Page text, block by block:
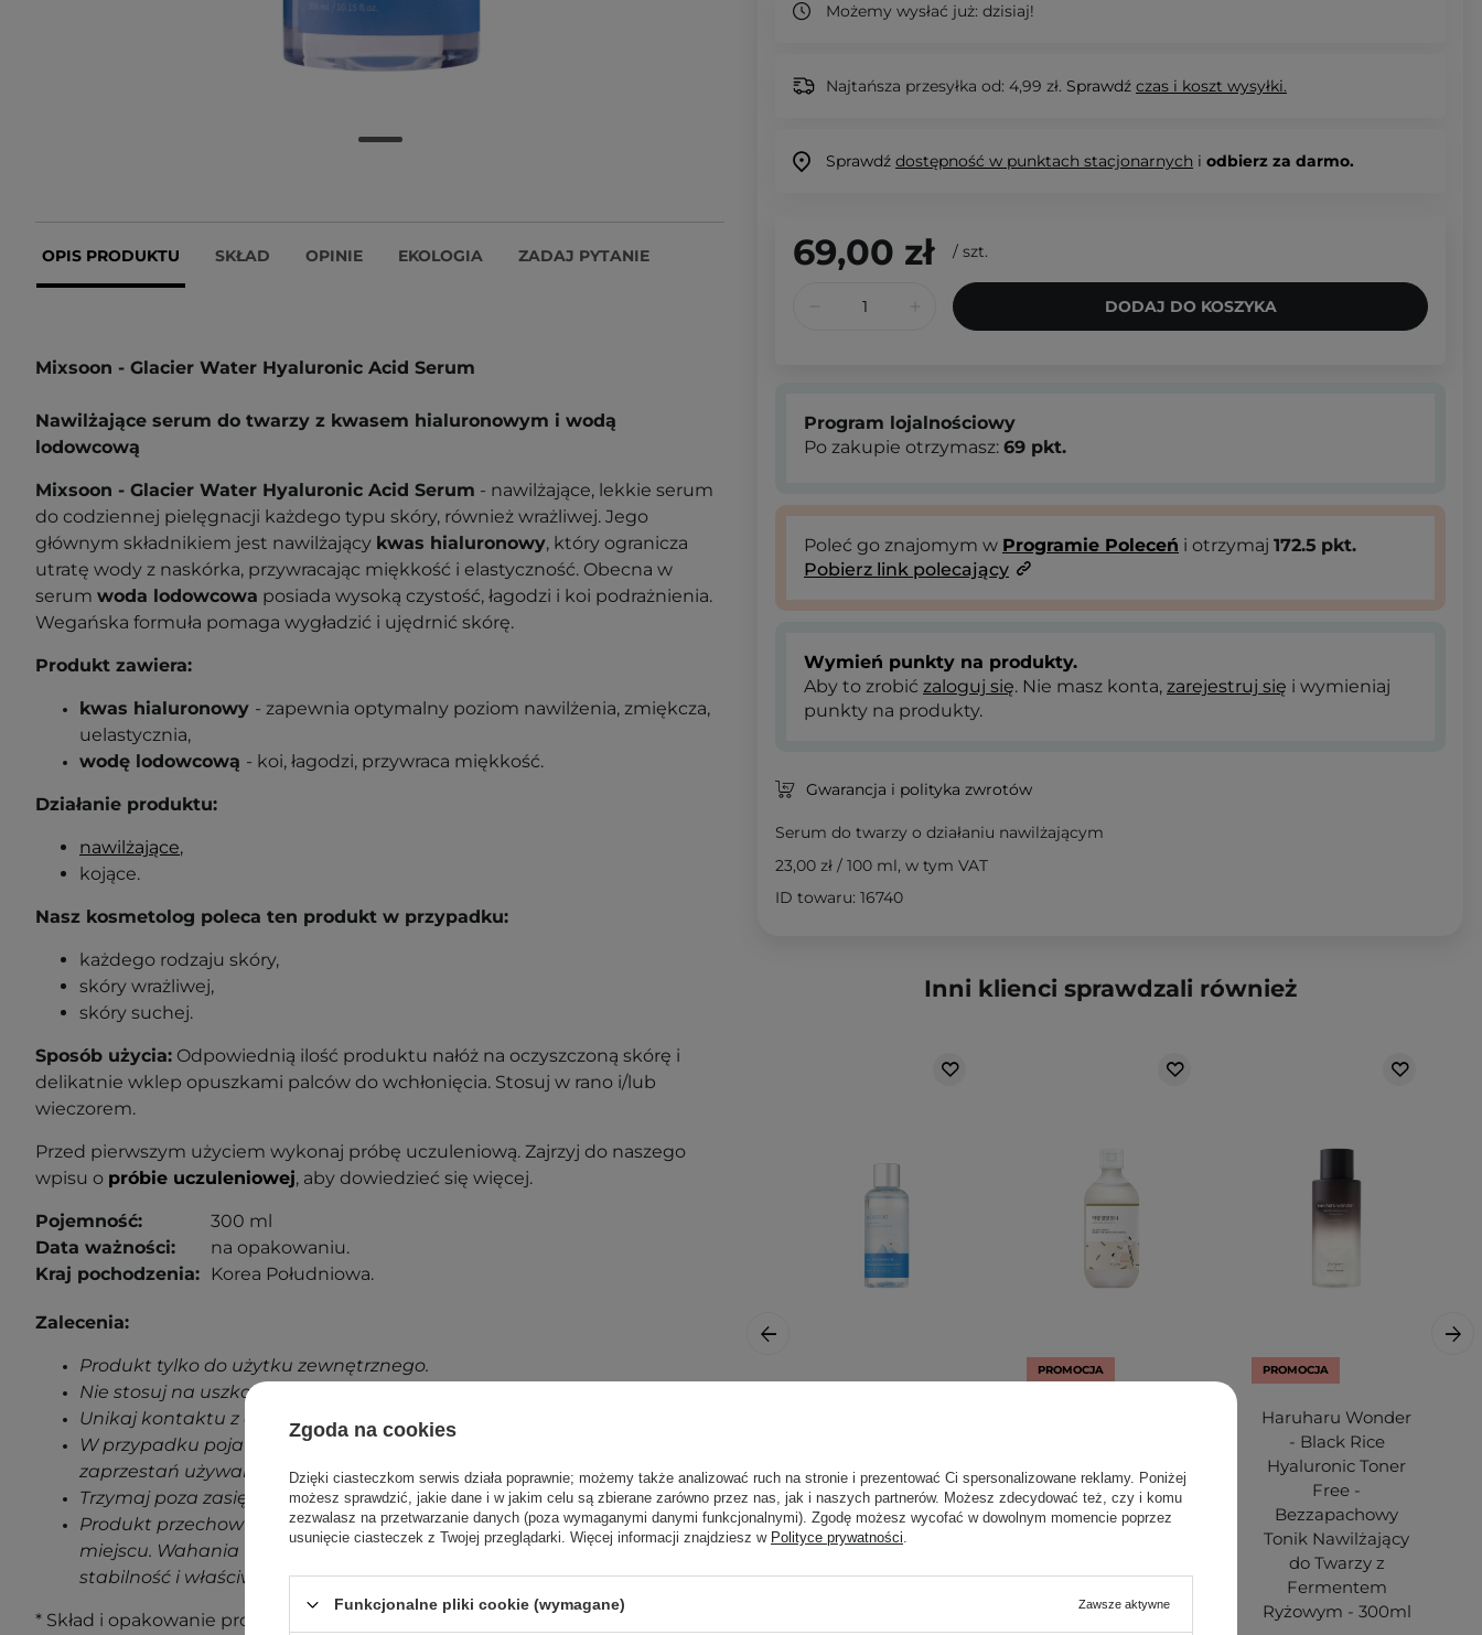
OPIS PRODUKTU SKŁAD OPINIE EKOLOGIA ZADAJ PYTANIE
Mixsoon - Glacier Water Hyaluronic Acid Serum
Nawilżające serum do twarzy z kwasem hialuronowym i wodą
lodowcową
Mixsoon - Glacier Water Hyaluronic Acid Serum - nawilżające, lekkie serum
do codziennej pielęgnacji każdego typu skóry, również wrażliwej. Jego
głównym składnikiem jest nawilżający kwas hialuronowy, który ogranicza
utratę wody z naskórka, przywracając miękkość i elastyczność. Obecna w
serum woda lodowcowa posiada wysoką czystość, łagodzi i koi podrażnienia.
Wegańska formuła pomaga wygładzić i ujędrnić skórę.
Produkt zawiera:
kwas hialuronowy - zapewnia optymalny poziom nawilżenia, zmiękcza,
uelastycznia,
wodę lodowcową - koi, łagodzi, przywraca miękkość.
Działanie produktu:
nawilżające,
kojące.
Nasz kosmetolog poleca ten produkt w przypadku:
każdego rodzaju skóry,
skóry wrażliwej,
skóry suchej.
Sposób użycia: Odpowiednią ilość produktu nałóż na oczyszczoną skórę i
delikatnie wklep opuszkami palców do wchłonięcia. Stosuj w rano i/lub
wieczorem.
Przed pierwszym użyciem wykonaj próbę uczuleniową. Zajrzyj do naszego
wpisu o próbie uczuleniowej, aby dowiedzieć się więcej.
Pojemność:
300 ml
Data ważności:
na opakowaniu.
Kraj pochodzenia:
Korea Południowa.
Zalecenia:
Produkt tylko do użytku zewnętrznego.
Nie stosuj na uszkodzoną skórę.
Unikaj kontaktu z oczami.
W przypadku pojawienia się jakichkolwiek oznak podrażnienia,
zaprzestań używania produktu.
Trzymaj poza zasięgiem dzieci.
Produkt przechowuj w temperaturze pokojowej, w zacienionym
miejscu. Wahania temperatur podczas transportu nie wpłyną na
stabilność i właściwości produktu.
* Skład i opakowanie produktu mogą ulec zmianie. Najbardziej aktualne
Możemy wysłać już: dzisiaj!
Najtańsza przesyłka od: 4,99 zł. Sprawdź czas i koszt wysyłki.
Sprawdź dostępność w punktach stacjonarnych i odbierz za darmo.
69,00 zł / szt.
DODAJ DO KOSZYKA
Program lojalnościowy
Po zakupie otrzymasz: 69 pkt.
Poleć go znajomym w Programie Poleceń i otrzymaj 172.5 pkt.
Pobierz link polecający
Wymień punkty na produkty.
Aby to zrobić zaloguj się. Nie masz konta, zarejestruj się i wymieniaj
punkty na produkty.
Gwarancja i polityka zwrotów
Serum do twarzy o działaniu nawilżającym
23,00 zł / 100 ml, w tym VAT
ID towaru: 16740
Inni klienci sprawdzali również
Serum z Kwasem
Hialuronowym i
Wodą Lodowcową
PROMOCJA
Odżywczy Tonik z
Ekstraktem z
PROMOCJA
Haruharu Wonder
- Black Rice
Hyaluronic Toner
Free -
Bezzapachowy
Tonik Nawilżający
do Twarzy z
Fermentem
Ryżowym - 300ml
Zgoda na cookies
Dzięki ciasteczkom serwis działa poprawnie; możemy także analizować ruch na stronie i prezentować Ci spersonalizowane reklamy. Poniżej
możesz sprawdzić, jakie dane i w jakim celu są zbierane zarówno przez nas, jak i naszych partnerów. Możesz zdecydować też, czy i komu
zezwalasz na przetwarzanie danych (poza wymaganymi danymi funkcjonalnymi). Zgodę możesz wycofać w dowolnym momencie poprzez
usunięcie ciasteczek z Twojej przeglądarki. Więcej informacji znajdziesz w Polityce prywatności.
Funkcjonalne pliki cookie (wymagane) Zawsze aktywne